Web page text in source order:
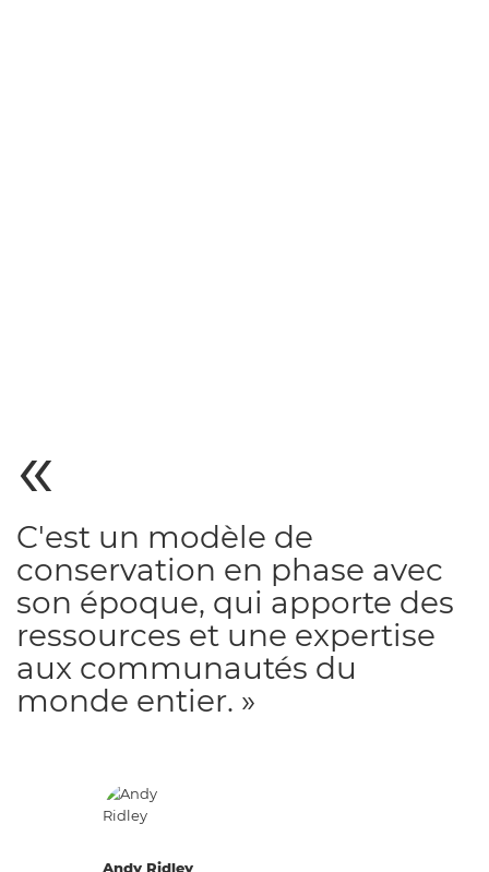
Andy Ridley
C'est un modèle de
conservation en phase avec
son époque, qui apporte des
ressources et une expertise
aux communautés du
monde entier. »